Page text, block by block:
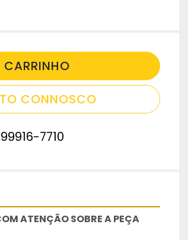
CONNOSCO
7710
ATENÇÃO SOBRE A PEÇA